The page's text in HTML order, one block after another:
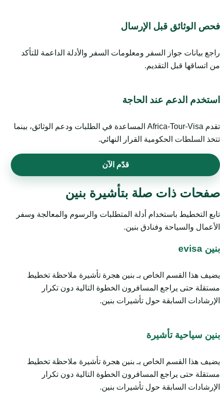
فحص الوثائق قبل الإرسال
راجع بيانات جواز السفر ومعلومات السفر والأدلة الداعمة للتأكد
من اتساقها قبل التقديم.
استخدم الدعم عند الحاجة
تقدم Africa-Tour-Visa المساعدة في الطلبات ودعم الوثائق، بينما
تتخذ السلطات الحكومية القرار النهائي.
قدّم الآن
صفحات ذات صلة بتأشيرة بنين
تابع التخطيط باستخدام أدلة المتطلبات والرسوم والمعالجة وسفر
الأعمال والسياحة وفنادق بنين.
بنين evisa
يضيف هذا القسم الخاص بـ بنين هجرة تأشيرة ملاحظة تخطيط
مستقلة حتى يراجع المسافرون الخطوة التالية دون تكرار
الإرشادات السابقة حول تأشيرات بنين.
بنين سياحية تأشيرة
يضيف هذا القسم الخاص بـ بنين هجرة تأشيرة ملاحظة تخطيط
مستقلة حتى يراجع المسافرون الخطوة التالية دون تكرار
الإرشادات السابقة حول تأشيرات بنين.